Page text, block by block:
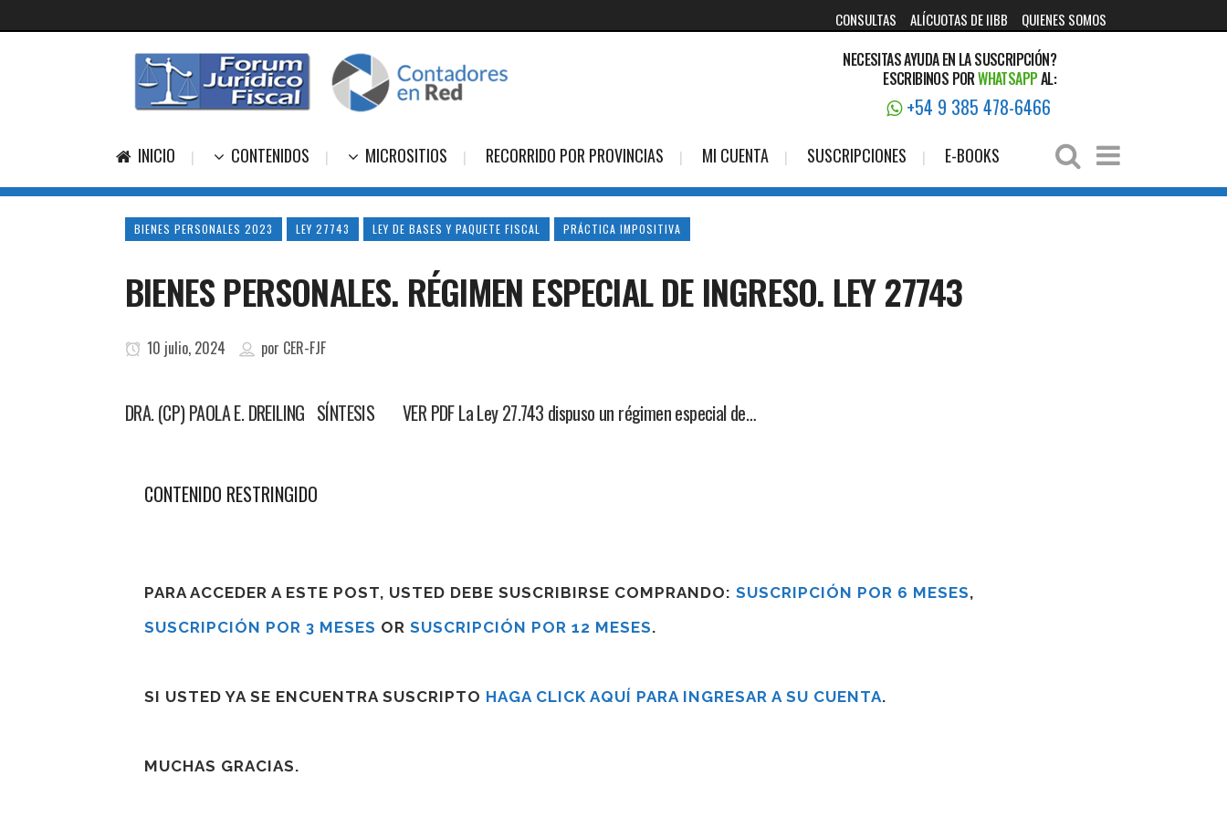
CONSULTAS ALÍCUOTAS DE IIBB QUIENES SOMOS
NECESITAS AYUDA EN LA SUSCRIPCIÓN?
ESCRIBINOS PORWHATSAPPAL:
+54 9 385 478-6466
INICIO CONTENIDOS MICROSITIOS RECORRIDO POR PROVINCIAS MI CUENTA SUSCRIPCIONES E-BOOKS
BIENES PERSONALES 2023 LEY 27743 LEY DE BASES Y PAQUETE FISCAL PRÁCTICA IMPOSITIVA
BIENES PERSONALES. RÉGIMEN ESPECIAL DE INGRESO. LEY 27743
10 julio, 2024 por CER-FJF
DRA. (CP) PAOLA E. DREILING SÍNTESIS VER PDF La Ley 27.743 dispuso un régimen especial de…
CONTENIDO RESTRINGIDO
PARA ACCEDER A ESTE POST, USTED DEBE SUSCRIBIRSE COMPRANDO: SUSCRIPCIÓN POR 6 MESES,
SUSCRIPCIÓN POR 3 MESES OR SUSCRIPCIÓN POR 12 MESES.
SI USTED YA SE ENCUENTRA SUSCRIPTO HAGA CLICK AQUÍ PARA INGRESAR A SU CUENTA.
MUCHAS GRACIAS.